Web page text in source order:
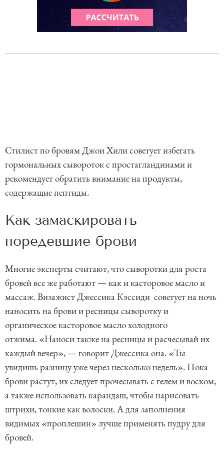
Стилист по бровям Джои Хили советует избегать
гормональных сывороток с простагландинами и
рекомендует обратить внимание на продукты,
содержащие пептиды.
Как замаскировать
поредевшие брови
Многие эксперты считают, что сыворотки для роста
бровей все же работают — как и касторовое масло и
массаж. Визажист Джессика Кэссиди советует на ночь
наносить на брови и ресницы сыворотку и
органическое касторовое масло холодного
отжима. «Наноси также на ресницы и расчесывай их
каждый вечер», — говорит Джессика она. «Ты
увидишь разницу уже через несколько недель». Пока
брови растут, их следует прочесывать с гелем и воском,
а также использовать карандаш, чтобы нарисовать
штрихи, тонкие как волоски. А для заполнения
видимых «проплешин» лучше применять пудру для
бровей.